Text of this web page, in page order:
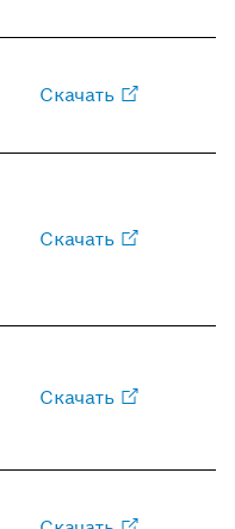
Скачать
Скачать
Скачать